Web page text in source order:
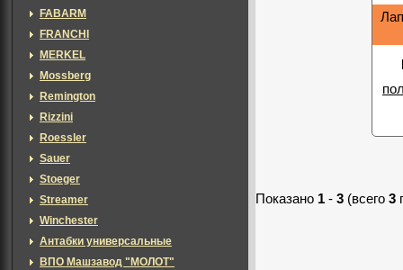
Показано 1 - 3 (всего 3
FABARM
FRANCHI
MERKEL
Mossberg
Remington
Rizzini
Roessler
Sauer
Stoeger
Streamer
Winchester
Антабки универсальные
ВПО Машзавод "МОЛОТ"